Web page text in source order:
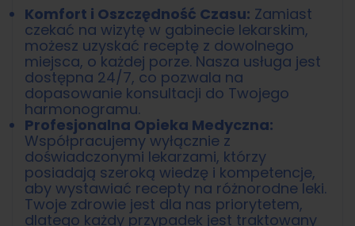
Komfort i Oszczędność Czasu: Zamiast
czekać na wizytę w gabinecie lekarskim,
możesz uzyskać receptę z dowolnego
miejsca, o każdej porze. Nasza usługa jest
dostępna 24/7, co pozwala na
dopasowanie konsultacji do Twojego
harmonogramu.
Profesjonalna Opieka Medyczna:
Współpracujemy wyłącznie z
doświadczonymi lekarzami, którzy
posiadają szeroką wiedzę i kompetencje,
aby wystawiać recepty na różnorodne leki.
Twoje zdrowie jest dla nas priorytetem,
dlatego każdy przypadek jest traktowany